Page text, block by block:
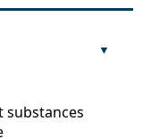
substances